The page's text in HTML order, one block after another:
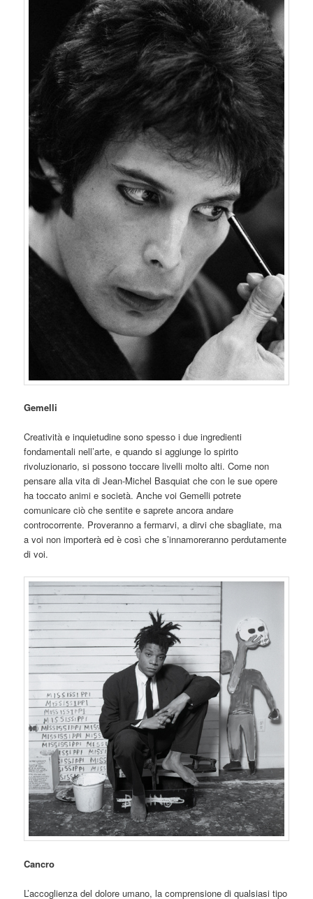
Gemelli
Creatività e inquietudine sono spesso i due ingredienti
fondamentali nell’arte, e quando si aggiunge lo spirito
rivoluzionario, si possono toccare livelli molto alti. Come non
pensare alla vita di Jean-Michel Basquiat che con le sue opere
ha toccato animi e società. Anche voi Gemelli potrete
comunicare ciò che sentite e saprete ancora andare
controcorrente. Proveranno a fermarvi, a dirvi che sbagliate, ma
a voi non importerà ed è così che s’innamoreranno perdutamente
di voi.
Cancro
L’accoglienza del dolore umano, la comprensione di qualsiasi tipo